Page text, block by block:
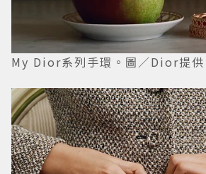
My Dior系列手環。圖／Dior提供